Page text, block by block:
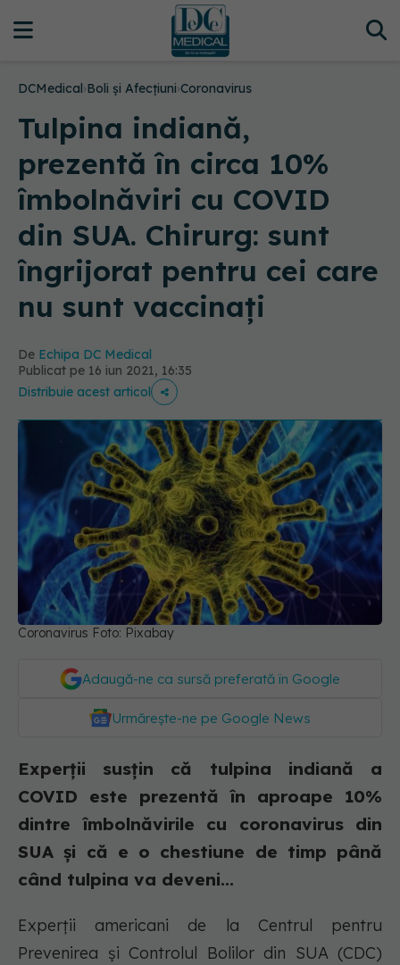
DCMedical›Boli și Afecțiuni›Coronavirus
Tulpina indiană,
prezentă în circa 10%
îmbolnăviri cu COVID
din SUA. Chirurg: sunt
îngrijorat pentru cei care
nu sunt vaccinați
De Echipa DC Medical
Publicat pe 16 iun 2021, 16:35
Distribuie acest articol
Coronavirus Foto: Pixabay
Adaugă-ne ca sursă preferată în Google
Urmărește-ne pe Google News
Experții susțin că tulpina indiană a
COVID este prezentă în aproape 10%
dintre îmbolnăvirile cu coronavirus din
SUA și că e o chestiune de timp până
când tulpina va deveni...
Experții americani de la Centrul pentru
Prevenirea și Controlul Bolilor din SUA (CDC)